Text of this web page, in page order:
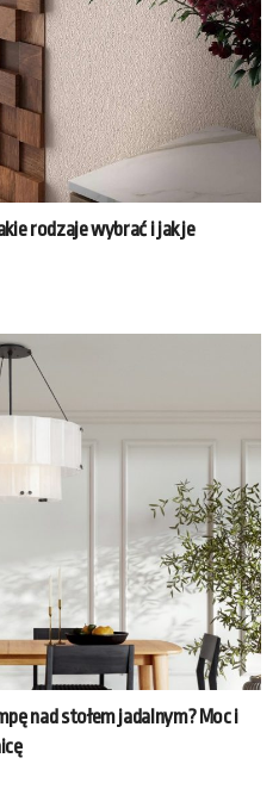
rodzaje wybrać i jak je
nad stołem jadalnym? Moc i